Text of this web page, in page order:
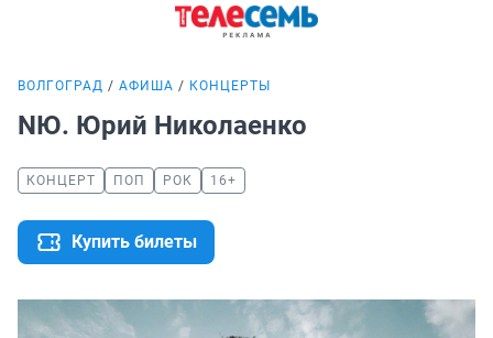
ВОЛГОГРАД АФИША КОНЦЕРТЫ
NЮ. Юрий Николаенко
КОНЦЕРТ ПОП РОК 16+
Купить билеты